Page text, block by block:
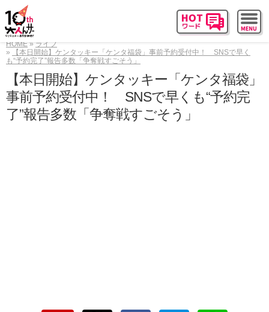
HOME
ライフ
【本日開始】ケンタッキー「ケンタ福袋」事前予約受付中！ SNSで早く
も“予約完了”報告多数「争奪戦すごそう」
【本日開始】ケンタッキー「ケンタ福袋」
事前予約受付中！ SNSで早くも“予約完
了”報告多数「争奪戦すごそう」